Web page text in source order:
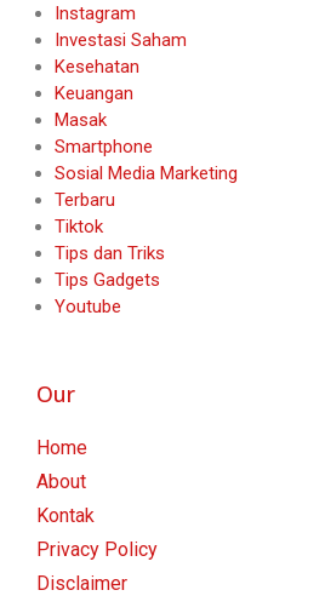
Instagram
Investasi Saham
Kesehatan
Keuangan
Masak
Smartphone
Sosial Media Marketing
Terbaru
Tiktok
Tips dan Triks
Tips Gadgets
Youtube
Our
Home
About
Kontak
Privacy Policy
Disclaimer